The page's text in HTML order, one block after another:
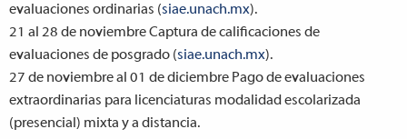
evaluaciones ordinarias (siae.unach.mx).
21 al 28 de noviembreCaptura de calificaciones de
evaluaciones de posgrado (siae.unach.mx).
27 de noviembre al 01 de diciembre Pago de evaluaciones
extraordinarias para licenciaturas modalidad escolarizada
(presencial) mixta y a distancia.